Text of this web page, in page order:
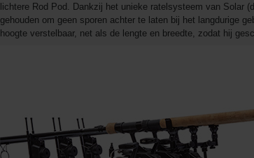
lichtere Rod Pod. Dankzij het unieke ratelsysteem van Solar
gehouden om geen sporen achter te laten bij het langdurige
hoogte verstelbaar, net als de lengte en breedte, zodat hij